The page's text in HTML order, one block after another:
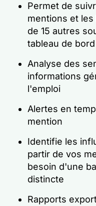
Permet de
mentions et
de 15 autres
tableau de bord
Analyse des
informations
l'emploi
Alertes en
mention
Identifie les
partir de vos
besoin d'une
distincte
Rapports